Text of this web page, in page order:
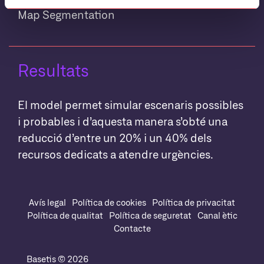
Map Segmentation
Resultats
El model permet simular escenaris possibles
i probables i d’aquesta manera s’obté una
reducció d’entre un 20% i un 40% dels
recursos dedicats a atendre urgències.
Avís legal Política de cookies
Política de privacitat
Política de qualitat
Política de seguretat
Canal ètic
Contacte
Basetis © 2026